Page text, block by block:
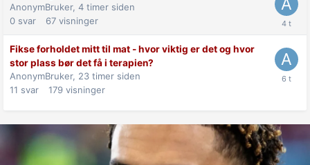
AnonymBruker, 4 timer siden
0 svar 67 visninger
Fikse forholdet mitt til mat - hvor viktig er det og hvor
stor plass bør det få i terapien?
AnonymBruker, 23 timer siden
11 svar 179 visninger